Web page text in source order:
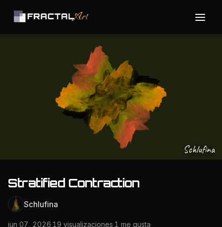
Schlufina
Stratified Contraction
Schlufina
jun 07, 2026·19 visualizaciones·1 me gusta·